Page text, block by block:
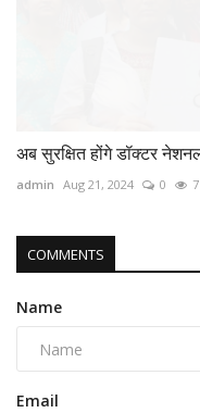
अब सुरक्षित होंगे डॉक्‍टर
admin Aug 21, 2024 0 7
COMMENTS
Name
Email